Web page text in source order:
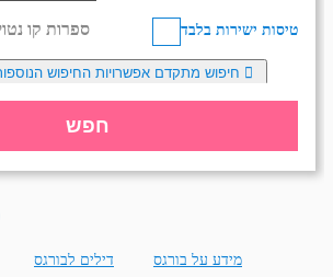
ספרות קו
חפש
טיסות ישירות בלבד
חיפוש מתקדם אפשרויות החיפוש
דילים לבורגס מידע על בורגס